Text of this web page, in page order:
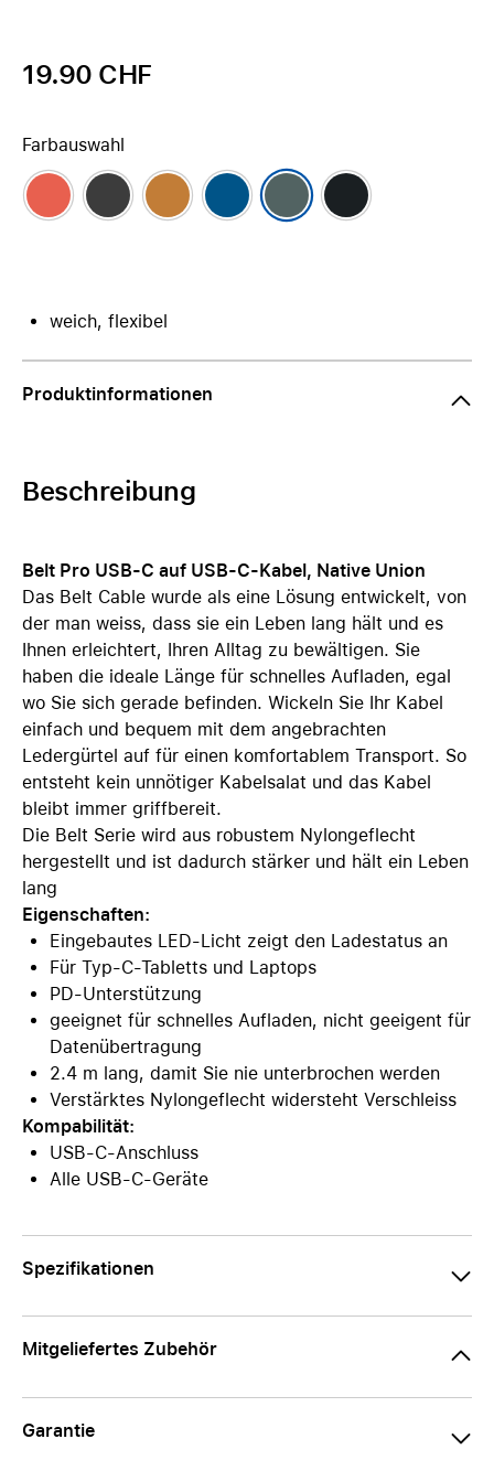
19.90 CHF
Farbauswahl
weich, flexibel
Produktinformationen
Beschreibung
Belt Pro USB-C auf USB-C-Kabel, Native Union
Das Belt Cable wurde als eine Lösung entwickelt, von
der man weiss, dass sie ein Leben lang hält und es
Ihnen erleichtert, Ihren Alltag zu bewältigen. Sie
haben die ideale Länge für schnelles Aufladen, egal
wo Sie sich gerade befinden. Wickeln Sie Ihr Kabel
einfach und bequem mit dem angebrachten
Ledergürtel auf für einen komfortablem Transport. So
entsteht kein unnötiger Kabelsalat und das Kabel
bleibt immer griffbereit.
Die Belt Serie wird aus robustem Nylongeflecht
hergestellt und ist dadurch stärker und hält ein Leben
lang
Eigenschaften:
Eingebautes LED-Licht zeigt den Ladestatus an
Für Typ-C-Tabletts und Laptops
PD-Unterstützung
geeignet für schnelles Aufladen, nicht geeigent für
Datenübertragung
2.4 m lang, damit Sie nie unterbrochen werden
Verstärktes Nylongeflecht widersteht Verschleiss
Kompabilität:
USB-C-Anschluss
Alle USB-C-Geräte
Spezifikationen
Mitgeliefertes Zubehör
Garantie